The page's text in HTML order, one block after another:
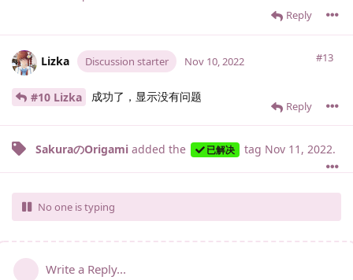
Reply
Lizka Discussion starter #13
Nov 10, 2022
#10 Lizka 成功了，显示没有问题
Reply
SakuraのOrigami added the 已解决 tag Nov 11, 2022.
No one is typing
Write a Reply...